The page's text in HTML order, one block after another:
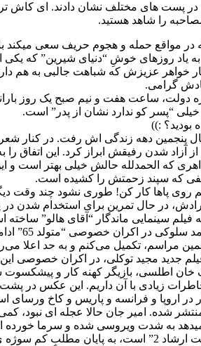
پست های مختلف نشان دادند. ای کاش
را شاهد هستید.
مواقع حمله و هجوم حریف سعی میکند
روزهای خوشِ “دنیای شیرین” که یکی
کنار خواهر عزیزش که شباهت جالبی به هم
گرامی.
دولت، ساعت هفت و نیم صبح یک روز
“پسر کو ندارد نشان از پدر” است.
بودید؟ :))
پنجمین دهه زندگی اش رفت. در کنار
شدن رفیقش ابراز کرد. این اتفاق
که الحمدلله حالش خیلی بهتر است و
که سپند زحمتش را کشیده است.
پاها کار کن! طوری نشود چند وقت دیگر
در حال تمرین برای استخدام شدن
سینمایی ماندگار “آقای هالو” ساخته
اکران خصوصی “متولد 65” ادامه میدهیم.
مراسم، تکمیل می‌کنم و به حد اعلا
جدید مجید توکلی، در اکران خصوصی
اطلسی، بازیگر کهنه کار و پیشکسوت
خاطرات زیادی با آن داریم. این عکس
اروپا و فرانسه و پاریس و کاخ ورسای
شده. امیر جان حالا عجله ای نبود،
به شدت ویروسی شده و سرما خورده
میرسیم. یا علی.